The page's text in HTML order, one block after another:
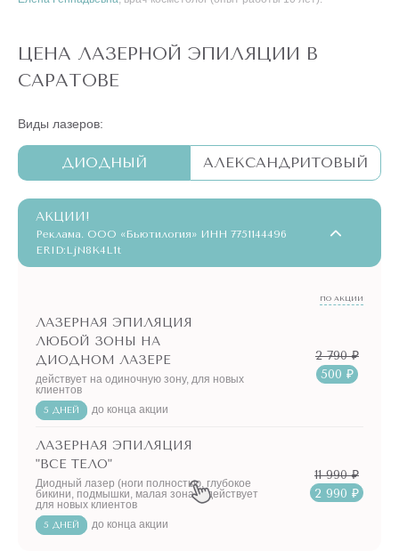
ЦЕНА ЛАЗЕРНОЙ ЭПИЛЯЦИИ В
САРАТОВЕ
Виды лазеров:
ДИОДНЫЙ АЛЕКСАНДРИТОВЫЙ
АКЦИИ!
Реклама. ООО «Бьютилогия» ИНН 7751144496
ERID:LjN8K4L1t
ПО АКЦИИ
ЛАЗЕРНАЯ ЭПИЛЯЦИЯ
ЛЮБОЙ ЗОНЫ НА
ДИОДНОМ ЛАЗЕРЕ
действует на одиночную зону, для новых
клиентов
5 ДНЕЙ до конца акции
2 790 ₽
500 ₽
ЛАЗЕРНАЯ ЭПИЛЯЦИЯ
"ВСЕ ТЕЛО"
Диодный лазер (ноги полностью, глубокое
бикини, подмышки, малая зона) - действует
для новых клиентов
5 ДНЕЙ до конца акции
11 990 ₽
2 990 ₽